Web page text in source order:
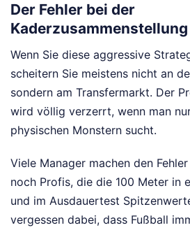
Der Fehler bei der
Kaderzusammenstellung
Wenn Sie diese aggressive
scheitern Sie meistens nicht an
sondern am Transfermarkt. Der
wird völlig verzerrt, wenn man
physischen Monstern sucht.
Viele Manager machen den
noch Profis, die die 100 Meter in
und im Ausdauertest
vergessen dabei, dass Fußball